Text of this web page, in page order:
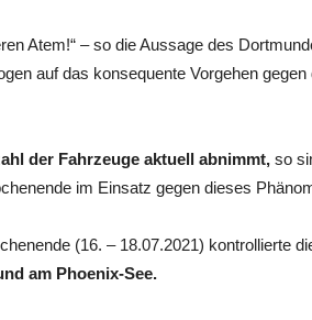
Atem!“ – so die Aussage des
auf das konsequente Vorgehen
der Fahrzeuge aktuell abnimmt, so
im Einsatz gegen dieses
(16. – 18.07.2021) kontrollierte
am Phoenix-See.